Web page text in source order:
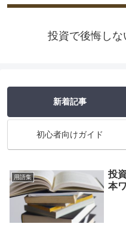
投資で後悔しな
新着記事
初心者向けガイド
用語集
投
本